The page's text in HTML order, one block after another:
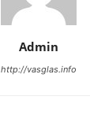
Admin
http://vasglas.info